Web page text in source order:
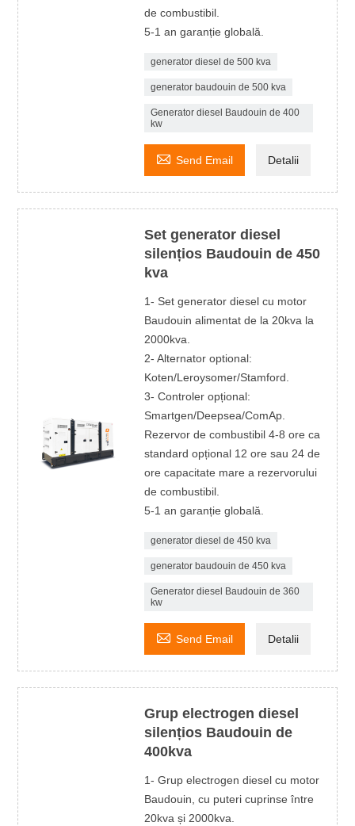
de combustibil.
5-1 an garanție globală.
generator diesel de 500 kva
generator baudouin de 500 kva
Generator diesel Baudouin de 400
kw
 Send Email Detalii
Set generator diesel
silențios Baudouin de 450
kva
1- Set generator diesel cu motor
Baudouin alimentat de la 20kva la
2000kva.
2- Alternator optional:
Koten/Leroysomer/Stamford.
3- Controler opțional:
Smartgen/Deepsea/ComAp.
Rezervor de combustibil 4-8 ore ca
standard opțional 12 ore sau 24 de
ore capacitate mare a rezervorului
de combustibil.
5-1 an garanție globală.
generator diesel de 450 kva
generator baudouin de 450 kva
Generator diesel Baudouin de 360 ​​
kw
 Send Email Detalii
Grup electrogen diesel
silențios Baudouin de
400kva
1- Grup electrogen diesel cu motor
Baudouin, cu puteri cuprinse între
20kva și 2000kva.